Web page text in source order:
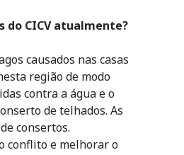
do CICV atualmente?
causados nas casas
região de modo
contra a água e o
de telhados. As
consertos.
conflito e melhorar o